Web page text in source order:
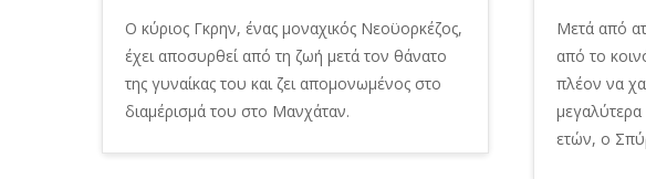
Ο κύριος Γκρην, ένας μοναχικός Νεοϋορκέζος,
έχει αποσυρθεί από τη ζωή μετά τον θάνατο
της γυναίκας του και ζει απομονωμένος στο
διαμέρισμά του στο Μανχάταν.
Μετά από
από το
πλέον να
μεγαλύτερα
ετών, ο